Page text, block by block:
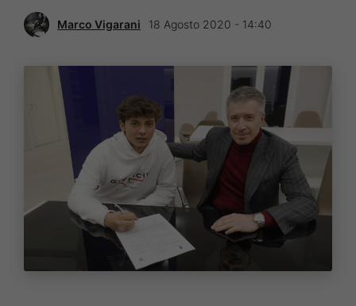
Marco Vigarani 18 Agosto 2020 - 14:40